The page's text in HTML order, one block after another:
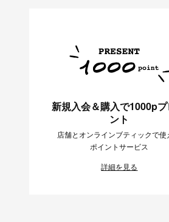
新規入会＆購入で1000p
ント
店舗とオンラインブティックで使
ポイントサービス
詳細を見る